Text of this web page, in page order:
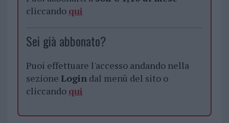
cliccando qui
Sei già abbonato?
Puoi effettuare l'accesso andando nella
sezione Login dal menù del sito o
cliccando qui